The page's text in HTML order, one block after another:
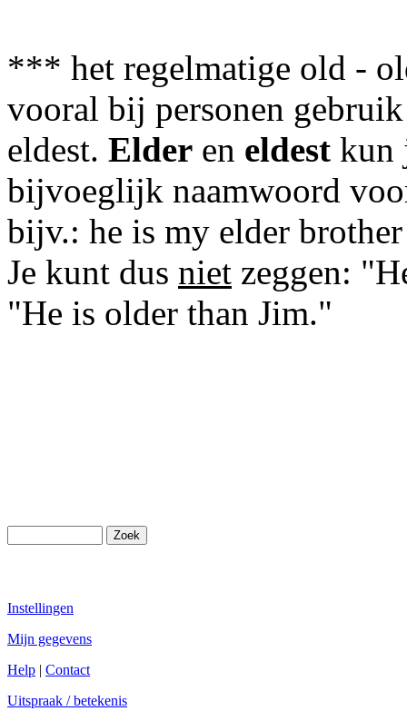
*** het regelmatige old -
vooral bij personen
eldest. Elder en eldest kun
bijvoeglijk naamwoord
bijv.: he is my elder
Je kunt dus niet zeggen:
"He is older than Jim."
Instellingen
Mijn gegevens
Help | Contact
Uitspraak / betekenis